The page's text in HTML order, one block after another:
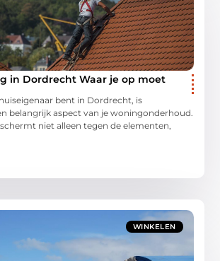
in Dordrecht Waar je op moet
bent in Dordrecht, is
belangrijk aspect van je woningonderhoud.
niet alleen tegen de elementen,
WINKELEN